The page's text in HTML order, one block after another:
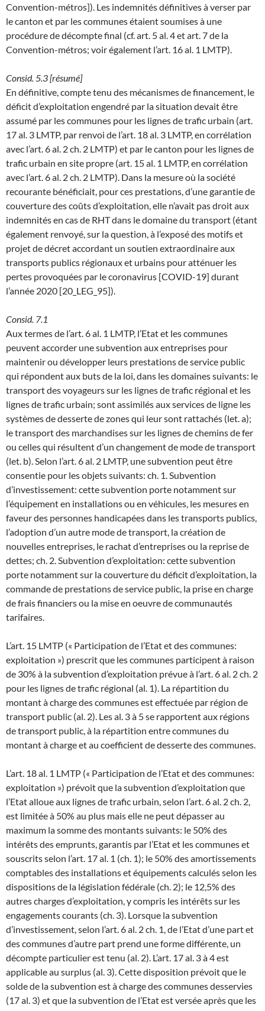
Convention-métros]). Les indemnités définitives à verser par
le canton et par les communes étaient soumises à une
procédure de décompte final (cf. art. 5 al. 4 et art. 7 de la
Convention-métros; voir également l’art. 16 al. 1 LMTP).
Consid. 5.3 [résumé]
En définitive, compte tenu des mécanismes de financement, le
déficit d’exploitation engendré par la situation devait être
assumé par les communes pour les lignes de trafic urbain (art.
17 al. 3 LMTP, par renvoi de l’art. 18 al. 3 LMTP, en corrélation
avec l’art. 6 al. 2 ch. 2 LMTP) et par le canton pour les lignes de
trafic urbain en site propre (art. 15 al. 1 LMTP, en corrélation
avec l’art. 6 al. 2 ch. 2 LMTP). Dans la mesure où la société
recourante bénéficiait, pour ces prestations, d’une garantie de
couverture des coûts d’exploitation, elle n’avait pas droit aux
indemnités en cas de RHT dans le domaine du transport (étant
également renvoyé, sur la question, à l’exposé des motifs et
projet de décret accordant un soutien extraordinaire aux
transports publics régionaux et urbains pour atténuer les
pertes provoquées par le coronavirus [COVID-19] durant
l’année 2020 [20_LEG_95]).
Consid. 7.1
Aux termes de l’art. 6 al. 1 LMTP, l’Etat et les communes
peuvent accorder une subvention aux entreprises pour
maintenir ou développer leurs prestations de service public
qui répondent aux buts de la loi, dans les domaines suivants: le
transport des voyageurs sur les lignes de trafic régional et les
lignes de trafic urbain; sont assimilés aux services de ligne les
systèmes de desserte de zones qui leur sont rattachés (let. a);
le transport des marchandises sur les lignes de chemins de fer
ou celles qui résultent d’un changement de mode de transport
(let. b). Selon l’art. 6 al. 2 LMTP, une subvention peut être
consentie pour les objets suivants: ch. 1. Subvention
d’investissement: cette subvention porte notamment sur
l’équipement en installations ou en véhicules, les mesures en
faveur des personnes handicapées dans les transports publics,
l’adoption d’un autre mode de transport, la création de
nouvelles entreprises, le rachat d’entreprises ou la reprise de
dettes; ch. 2. Subvention d’exploitation: cette subvention
porte notamment sur la couverture du déficit d’exploitation, la
commande de prestations de service public, la prise en charge
de frais financiers ou la mise en oeuvre de communautés
tarifaires.
L’art. 15 LMTP (« Participation de l’Etat et des communes:
exploitation ») prescrit que les communes participent à raison
de 30% à la subvention d’exploitation prévue à l’art. 6 al. 2 ch. 2
pour les lignes de trafic régional (al. 1). La répartition du
montant à charge des communes est effectuée par région de
transport public (al. 2). Les al. 3 à 5 se rapportent aux régions
de transport public, à la répartition entre communes du
montant à charge et au coefficient de desserte des communes.
L’art. 18 al. 1 LMTP (« Participation de l’Etat et des communes:
exploitation ») prévoit que la subvention d’exploitation que
l’Etat alloue aux lignes de trafic urbain, selon l’art. 6 al. 2 ch. 2,
est limitée à 50% au plus mais elle ne peut dépasser au
maximum la somme des montants suivants: le 50% des
intérêts des emprunts, garantis par l’Etat et les communes et
souscrits selon l’art. 17 al. 1 (ch. 1); le 50% des amortissements
comptables des installations et équipements calculés selon les
dispositions de la législation fédérale (ch. 2); le 12,5% des
autres charges d’exploitation, y compris les intérêts sur les
engagements courants (ch. 3). Lorsque la subvention
d’investissement, selon l’art. 6 al. 2 ch. 1, de l’Etat d’une part et
des communes d’autre part prend une forme différente, un
décompte particulier est tenu (al. 2). L’art. 17 al. 3 à 4 est
applicable au surplus (al. 3). Cette disposition prévoit que le
solde de la subvention est à charge des communes desservies
(17 al. 3) et que la subvention de l’Etat est versée après que les